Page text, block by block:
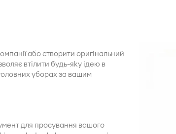
або створити оригінальний
втілити будь-яку ідею в
уборах за вашим
для просування вашого